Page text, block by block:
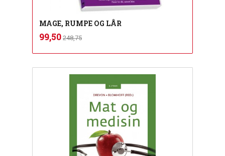
MAGE, RUMPE OG LÅR
Tilbud
99,50 248,75mva.